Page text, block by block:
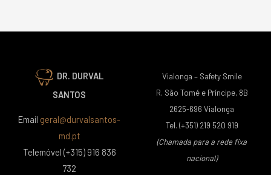
DR. DURVAL
SANTOS
Email geral@durvalsantos-
md.pt
Telemóvel (+315) 916 836
732
Vialonga – Safety Smile
R. São Tomé e Príncipe, 8B
2625-696 Vialonga
Tel. (+351) 219 520 919
(Chamada para a rede fixa
nacional)